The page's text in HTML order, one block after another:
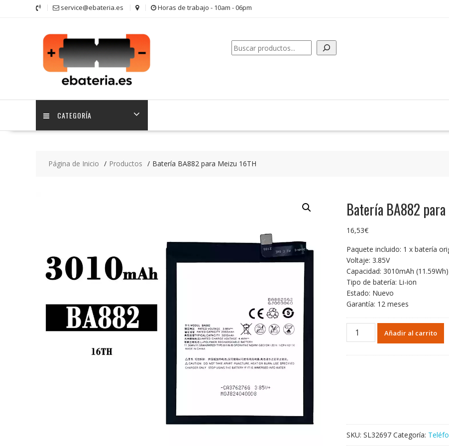
service@ebateria.es Horas de trabajo - 10am - 06pm
Buscar
CATEGORÍA
Página de Inicio Productos Batería BA882 para Meizu 16TH
Batería BA882
16,53€
Paquete incluido: 1 x batería
Voltaje: 3.85V
Capacidad: 3010mAh (11.59Wh)
Tipo de batería: Li-ion
Estado: Nuevo
Garantía: 12 meses
Batería
BA882
Añadir al carrito
SKU: SL32697 Categoría: